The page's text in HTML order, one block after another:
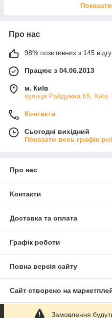
Про нас
98% позитивних з 145
Працює з 04.06.2013
м. Київ
вулиця Райдужна 65, Київ,
Контакти
Сьогодні вихідний
Показати весь графік
Про нас
Контакти
Доставка та оплата
Графік роботи
Повна версія сайту
Сайт створено на
Політика конфіденційності
Замовлення